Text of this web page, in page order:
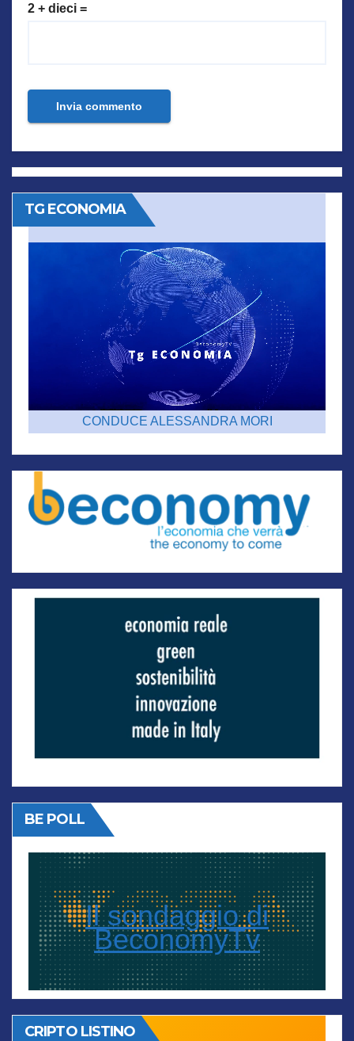
2 + dieci =
TG ECONOMIA
CONDUCE ALESSANDRA MORI
BE POLL
Il sondaggio di
BeconomyTv
CRIPTO LISTINO